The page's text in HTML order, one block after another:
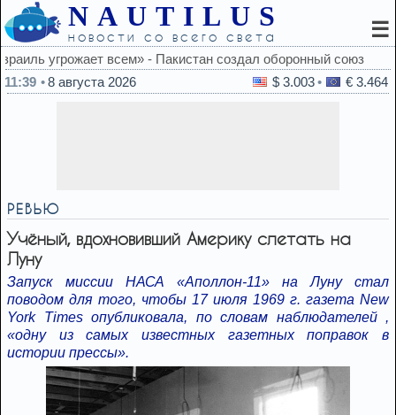
NAUTILUS
новости со всего света ☰
оборонный союз
11:39
8 августа 2026 $ 3.003 € 3.464
РЕВЬЮ
Учёный, вдохновивший Америку слетать на
Луну
Запуск миссии НАСА «Аполлон-11» на Луну стал
поводом для того, чтобы 17 июля 1969 г. газета New
York Times опубликовала, по словам наблюдателей ,
«одну из самых известных газетных поправок в
истории прессы».